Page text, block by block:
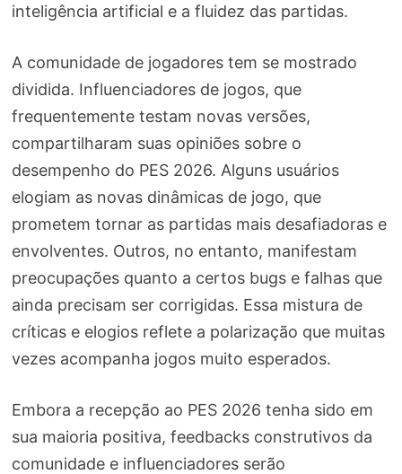
inteligência artificial e a fluidez das partidas.
A comunidade de jogadores tem se mostrado
dividida. Influenciadores de jogos, que
frequentemente testam novas versões,
compartilharam suas opiniões sobre o
desempenho do PES 2026. Alguns usuários
elogiam as novas dinâmicas de jogo, que
prometem tornar as partidas mais desafiadoras e
envolventes. Outros, no entanto, manifestam
preocupações quanto a certos bugs e falhas que
ainda precisam ser corrigidas. Essa mistura de
críticas e elogios reflete a polarização que muitas
vezes acompanha jogos muito esperados.
Embora a recepção ao PES 2026 tenha sido em
sua maioria positiva, feedbacks construtivos da
comunidade e influenciadores serão